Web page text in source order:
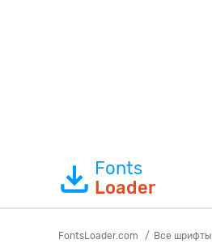
Fonts
Loader
FontsLoader.com Все шрифты